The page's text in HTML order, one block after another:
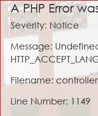
A PHP Error
Severity: Notice
Message:
Filename:
Line Number: 1149